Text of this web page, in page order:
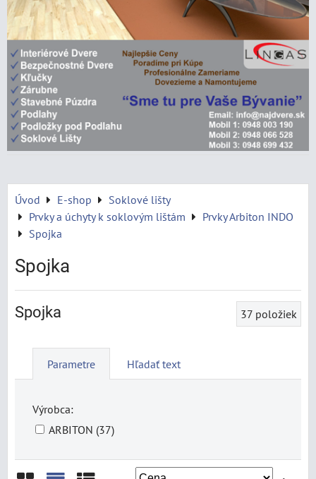
Úvod E-shop
Soklové lišty
Prvky a úchyty k soklovým lištám
Prvky Arbiton INDO
Spojka
Spojka
Spojka 37 položiek
Parametre Hľadať text
Výrobca:
ARBITON (37)